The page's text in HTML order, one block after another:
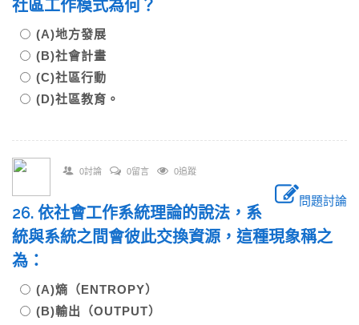
社區工作模式為何？
(A)地方發展
(B)社會計畫
(C)社區行動
(D)社區教育。
0討論 0留言 0追蹤
問題討論
26. 依社會工作系統理論的說法，系
統與系統之間會彼此交換資源，這種現象稱之
為：
(A)熵（ENTROPY）
(B)輸出（OUTPUT）